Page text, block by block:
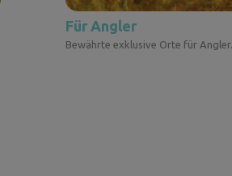
Für Angler
Bewährte exklusive Orte für Angler.